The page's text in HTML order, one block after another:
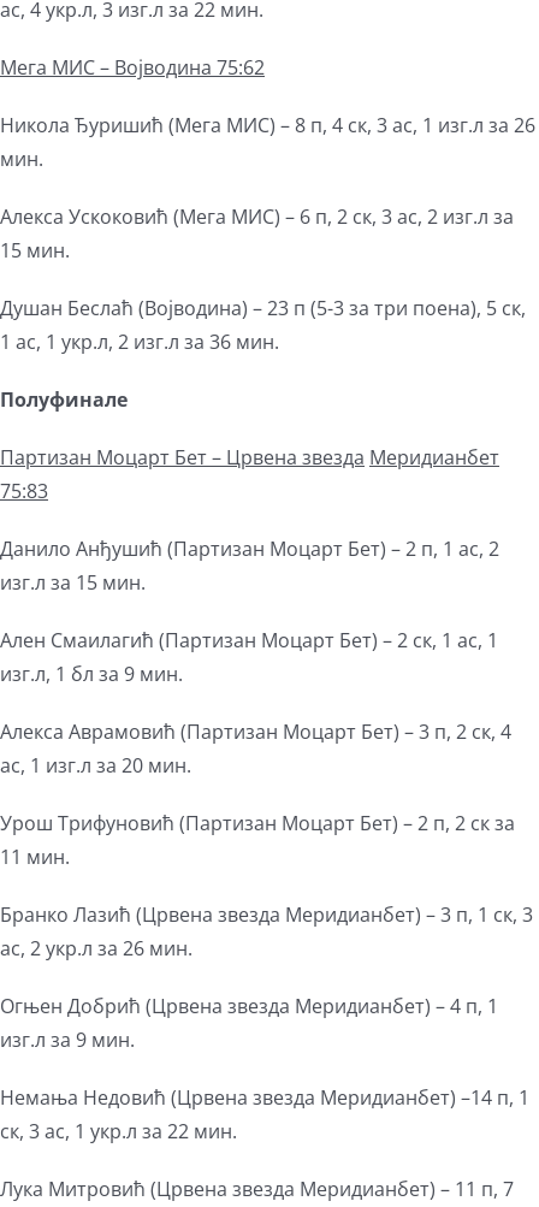
ас, 4 укр.л, 3 изг.л за 22 мин.
Мега МИС – Војводина 75:62
Никола Ђуришић (Мега МИС) – 8 п, 4 ск, 3 ас, 1 изг.л за 26
мин.
Алекса Ускоковић (Мега МИС) – 6 п, 2 ск, 3 ас, 2 изг.л за
15 мин.
Душан Беслаћ (Војводина) – 23 п (5-3 за три поена), 5 ск,
1 ас, 1 укр.л, 2 изг.л за 36 мин.
Полуфинале
Партизан Моцарт Бет – Црвена звезда Меридианбет
75:83
Данило Анђушић (Партизан Моцарт Бет) – 2 п, 1 ас, 2
изг.л за 15 мин.
Ален Смаилагић (Партизан Моцарт Бет) – 2 ск, 1 ас, 1
изг.л, 1 бл за 9 мин.
Алекса Аврамовић (Партизан Моцарт Бет) – 3 п, 2 ск, 4
ас, 1 изг.л за 20 мин.
Урош Трифуновић (Партизан Моцарт Бет) – 2 п, 2 ск за
11 мин.
Бранко Лазић (Црвена звезда Меридианбет) – 3 п, 1 ск, 3
ас, 2 укр.л за 26 мин.
Огњен Добрић (Црвена звезда Меридианбет) – 4 п, 1
изг.л за 9 мин.
Немања Недовић (Црвена звезда Меридианбет) –14 п, 1
ск, 3 ас, 1 укр.л за 22 мин.
Лука Митровић (Црвена звезда Меридианбет) – 11 п, 7